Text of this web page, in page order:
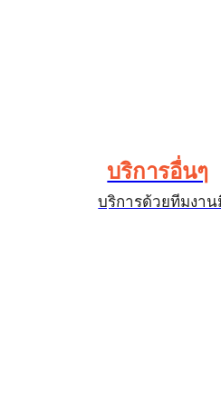
บริการอื่นๆ
บริการด้วยทีมงา